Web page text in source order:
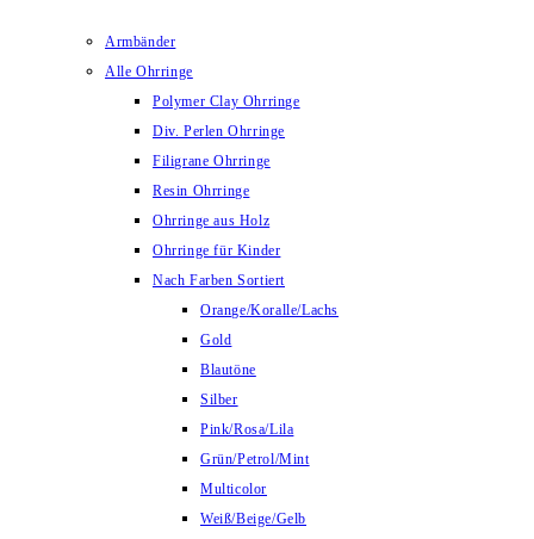
Armbänder
Alle Ohrringe
Polymer Clay Ohrringe
Div. Perlen Ohrringe
Filigrane Ohrringe
Resin Ohrringe
Ohrringe aus Holz
Ohrringe für Kinder
Nach Farben Sortiert
Orange/Koralle/Lachs
Gold
Blautöne
Silber
Pink/Rosa/Lila
Grün/Petrol/Mint
Multicolor
Weiß/Beige/Gelb